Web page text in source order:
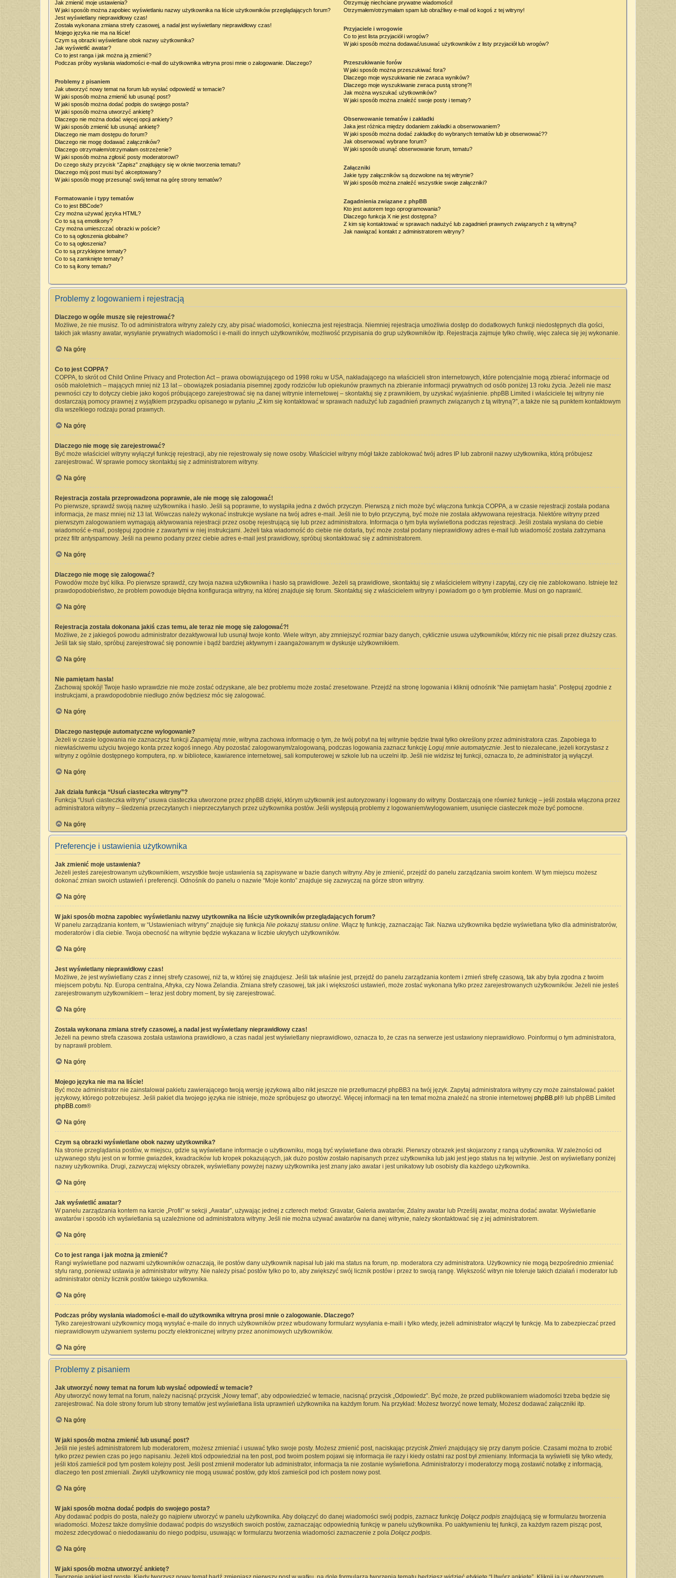
Jak zmienić moje ustawienia?
W jaki sposób można zapobiec wyświetlaniu nazwy użytkownika na liście użytkowników przeglądających forum?
Jest wyświetlany nieprawidłowy czas!
Została wykonana zmiana strefy czasowej, a nadal jest wyświetlany nieprawidłowy czas!
Mojego języka nie ma na liście!
Czym są obrazki wyświetlane obok nazwy użytkownika?
Jak wyświetlić awatar?
Co to jest ranga i jak można ją zmienić?
Podczas próby wysłania wiadomości e-mail do użytkownika witryna prosi mnie o zalogowanie. Dlaczego?
Problemy z pisaniem
Jak utworzyć nowy temat na forum lub wysłać odpowiedź w temacie?
W jaki sposób można zmienić lub usunąć post?
W jaki sposób można dodać podpis do swojego posta?
W jaki sposób można utworzyć ankietę?
Dlaczego nie można dodać więcej opcji ankiety?
W jaki sposób zmienić lub usunąć ankietę?
Dlaczego nie mam dostępu do forum?
Dlaczego nie mogę dodawać załączników?
Dlaczego otrzymałem/otrzymałam ostrzeżenie?
W jaki sposób można zgłosić posty moderatorowi?
Do czego służy przycisk “Zapisz” znajdujący się w oknie tworzenia tematu?
Dlaczego mój post musi być akceptowany?
W jaki sposób mogę przesunąć swój temat na górę strony tematów?
Formatowanie i typy tematów
Co to jest BBCode?
Czy można używać języka HTML?
Co to są są emotikony?
Czy można umieszczać obrazki w poście?
Co to są ogłoszenia globalne?
Co to są ogłoszenia?
Co to są przyklejone tematy?
Co to są zamknięte tematy?
Co to są ikony tematu?
Otrzymuję niechciane prywatne wiadomości!
Otrzymałem/otrzymałam spam lub obraźliwy e-mail od kogoś z tej witryny!
Przyjaciele i wrogowie
Co to jest lista przyjaciół i wrogów?
W jaki sposób można dodawać/usuwać użytkowników z listy przyjaciół lub wrogów?
Przeszukiwanie forów
W jaki sposób można przeszukiwać fora?
Dlaczego moje wyszukiwanie nie zwraca wyników?
Dlaczego moje wyszukiwanie zwraca pustą stronę?!
Jak można wyszukać użytkowników?
W jaki sposób można znaleźć swoje posty i tematy?
Obserwowanie tematów i zakładki
Jaka jest różnica między dodaniem zakładki a obserwowaniem?
W jaki sposób można dodać zakładkę do wybranych tematów lub je obserwować??
Jak obserwować wybrane forum?
W jaki sposób usunąć obserwowanie forum, tematu?
Załączniki
Jakie typy załączników są dozwolone na tej witrynie?
W jaki sposób można znaleźć wszystkie swoje załączniki?
Zagadnienia związane z phpBB
Kto jest autorem tego oprogramowania?
Dlaczego funkcja X nie jest dostępna?
Z kim się kontaktować w sprawach nadużyć lub zagadnień prawnych związanych z tą witryną?
Jak nawiązać kontakt z administratorem witryny?
Problemy z logowaniem i rejestracją
Dlaczego w ogóle muszę się rejestrować?
Możliwe, że nie musisz. To od administratora witryny zależy czy, aby pisać wiadomości, konieczna jest rejestracja. Niemniej rejestracja umożliwia dostęp do dodatkowych funkcji niedostępnych dla gości,
takich jak własny awatar, wysyłanie prywatnych wiadomości i e-maili do innych użytkowników, możliwość przypisania do grup użytkowników itp. Rejestracja zajmuje tylko chwilę, więc zaleca się jej wykonanie.
Na górę
Co to jest COPPA?
COPPA, to skrót od Child Online Privacy and Protection Act – prawa obowiązującego od 1998 roku w USA, nakładającego na właścicieli stron internetowych, które potencjalnie mogą zbierać informacje od
osób małoletnich – mających mniej niż 13 lat – obowiązek posiadania pisemnej zgody rodziców lub opiekunów prawnych na zbieranie informacji prywatnych od osób poniżej 13 roku życia. Jeżeli nie masz
pewności czy to dotyczy ciebie jako kogoś próbującego zarejestrować się na danej witrynie internetowej – skontaktuj się z prawnikiem, by uzyskać wyjaśnienie. phpBB Limited i właściciele tej witryny nie
dostarczają pomocy prawnej z wyjątkiem przypadku opisanego w pytaniu „Z kim się kontaktować w sprawach nadużyć lub zagadnień prawnych związanych z tą witryną?”, a także nie są punktem kontaktowym
dla wszelkiego rodzaju porad prawnych.
Na górę
Dlaczego nie mogę się zarejestrować?
Być może właściciel witryny wyłączył funkcję rejestracji, aby nie rejestrowały się nowe osoby. Właściciel witryny mógł także zablokować twój adres IP lub zabronił nazwy użytkownika, którą próbujesz
zarejestrować. W sprawie pomocy skontaktuj się z administratorem witryny.
Na górę
Rejestracja została przeprowadzona poprawnie, ale nie mogę się zalogować!
Po pierwsze, sprawdź swoją nazwę użytkownika i hasło. Jeśli są poprawne, to wystąpiła jedna z dwóch przyczyn. Pierwszą z nich może być włączona funkcja COPPA, a w czasie rejestracji została podana
informacja, że masz mniej niż 13 lat. Wówczas należy wykonać instrukcje wysłane na twój adres e-mail. Jeśli nie to było przyczyną, być może nie została aktywowana rejestracja. Niektóre witryny przed
pierwszym zalogowaniem wymagają aktywowania rejestracji przez osobę rejestrującą się lub przez administratora. Informacja o tym była wyświetlona podczas rejestracji. Jeśli została wysłana do ciebie
wiadomość e-mail, postępuj zgodnie z zawartymi w niej instrukcjami. Jeżeli taka wiadomość do ciebie nie dotarła, być może został podany nieprawidłowy adres e-mail lub wiadomość została zatrzymana
przez filtr antyspamowy. Jeśli na pewno podany przez ciebie adres e-mail jest prawidłowy, spróbuj skontaktować się z administratorem.
Na górę
Dlaczego nie mogę się zalogować?
Powodów może być kilka. Po pierwsze sprawdź, czy twoja nazwa użytkownika i hasło są prawidłowe. Jeżeli są prawidłowe, skontaktuj się z właścicielem witryny i zapytaj, czy cię nie zablokowano. Istnieje też
prawdopodobieństwo, że problem powoduje błędna konfiguracja witryny, na której znajduje się forum. Skontaktuj się z właścicielem witryny i powiadom go o tym problemie. Musi on go naprawić.
Na górę
Rejestracja została dokonana jakiś czas temu, ale teraz nie mogę się zalogować?!
Możliwe, że z jakiegoś powodu administrator dezaktywował lub usunął twoje konto. Wiele witryn, aby zmniejszyć rozmiar bazy danych, cyklicznie usuwa użytkowników, którzy nic nie pisali przez dłuższy czas.
Jeśli tak się stało, spróbuj zarejestrować się ponownie i bądź bardziej aktywnym i zaangażowanym w dyskusje użytkownikiem.
Na górę
Nie pamiętam hasła!
Zachowaj spokój! Twoje hasło wprawdzie nie może zostać odzyskane, ale bez problemu może zostać zresetowane. Przejdź na stronę logowania i kliknij odnośnik “Nie pamiętam hasła”. Postępuj zgodnie z
instrukcjami, a prawdopodobnie niedługo znów będziesz móc się zalogować.
Na górę
Dlaczego następuje automatyczne wylogowanie?
Jeżeli w czasie logowania nie zaznaczysz funkcjiZapamiętaj mnie, witryna zachowa informację o tym, że twój pobyt na tej witrynie będzie trwał tylko określony przez administratora czas. Zapobiega to
niewłaściwemu użyciu twojego konta przez kogoś innego. Aby pozostać zalogowanym/zalogowaną, podczas logowania zaznacz funkcję Loguj mnie automatycznie. Jest to niezalecane, jeżeli korzystasz z
witryny z ogólnie dostępnego komputera, np. w bibliotece, kawiarence internetowej, sali komputerowej w szkole lub na uczelni itp. Jeśli nie widzisz tej funkcji, oznacza to, że administrator ją wyłączył.
Na górę
Jak działa funkcja “Usuń ciasteczka witryny”?
Funkcja “Usuń ciasteczka witryny” usuwa ciasteczka utworzone przez phpBB dzięki, którym użytkownik jest autoryzowany i logowany do witryny. Dostarczają one również funkcję – jeśli została włączona przez
administratora witryny – śledzenia przeczytanych i nieprzeczytanych przez użytkownika postów. Jeśli występują problemy z logowaniem/wylogowaniem, usunięcie ciasteczek może być pomocne.
Na górę
Preferencje i ustawienia użytkownika
Jak zmienić moje ustawienia?
Jeżeli jesteś zarejestrowanym użytkownikiem, wszystkie twoje ustawienia są zapisywane w bazie danych witryny. Aby je zmienić, przejdź do panelu zarządzania swoim kontem. W tym miejscu możesz
dokonać zmian swoich ustawień i preferencji. Odnośnik do panelu o nazwie “Moje konto” znajduje się zazwyczaj na górze stron witryny.
Na górę
W jaki sposób można zapobiec wyświetlaniu nazwy użytkownika na liście użytkowników przeglądających forum?
W panelu zarządzania kontem, w “Ustawieniach witryny” znajduje się funkcja Nie pokazuj statusu online. Włącz tę funkcję, zaznaczając Tak. Nazwa użytkownika będzie wyświetlana tylko dla administratorów,
moderatorów i dla ciebie. Twoja obecność na witrynie będzie wykazana w liczbie ukrytych użytkowników.
Na górę
Jest wyświetlany nieprawidłowy czas!
Możliwe, że jest wyświetlany czas z innej strefy czasowej, niż ta, w której się znajdujesz. Jeśli tak właśnie jest, przejdź do panelu zarządzania kontem i zmień strefę czasową, tak aby była zgodna z twoim
miejscem pobytu. Np. Europa centralna, Afryka, czy Nowa Zelandia. Zmiana strefy czasowej, tak jak i większości ustawień, może zostać wykonana tylko przez zarejestrowanych użytkowników. Jeżeli nie jesteś
zarejestrowanym użytkownikiem – teraz jest dobry moment, by się zarejestrować.
Na górę
Została wykonana zmiana strefy czasowej, a nadal jest wyświetlany nieprawidłowy czas!
Jeżeli na pewno strefa czasowa została ustawiona prawidłowo, a czas nadal jest wyświetlany nieprawidłowo, oznacza to, że czas na serwerze jest ustawiony nieprawidłowo. Poinformuj o tym administratora,
by naprawił problem.
Na górę
Mojego języka nie ma na liście!
Być może administrator nie zainstalował pakietu zawierającego twoją wersję językową albo nikt jeszcze nie przetłumaczył phpBB3 na twój język. Zapytaj administratora witryny czy może zainstalować pakiet
językowy, którego potrzebujesz. Jeśli pakiet dla twojego języka nie istnieje, może spróbujesz go utworzyć. Więcej informacji na ten temat można znaleźć na stronie internetowej phpBB.pl ® lub phpBB Limited
phpBB.com®
Na górę
Czym są obrazki wyświetlane obok nazwy użytkownika?
Na stronie przeglądania postów, w miejscu, gdzie są wyświetlane informacje o użytkowniku, mogą być wyświetlane dwa obrazki. Pierwszy obrazek jest skojarzony z rangą użytkownika. W zależności od
używanego stylu jest on w formie gwiazdek, kwadracików lub kropek pokazujących, jak dużo postów zostało napisanych przez użytkownika lub jaki jest jego status na tej witrynie. Jest on wyświetlany poniżej
nazwy użytkownika. Drugi, zazwyczaj większy obrazek, wyświetlany powyżej nazwy użytkownika jest znany jako awatar i jest unikatowy lub osobisty dla każdego użytkownika.
Na górę
Jak wyświetlić awatar?
W panelu zarządzania kontem na karcie „Profil” w sekcji „Awatar”, używając jednej z czterech metod: Gravatar, Galeria awatarów, Zdalny awatar lub Prześlij awatar, można dodać awatar. Wyświetlanie
awatarów i sposób ich wyświetlania są uzależnione od administratora witryny. Jeśli nie można używać awatarów na danej witrynie, należy skontaktować się z jej administratorem.
Na górę
Co to jest ranga i jak można ją zmienić?
Rangi wyświetlane pod nazwami użytkowników oznaczają, ile postów dany użytkownik napisał lub jaki ma status na forum, np. moderatora czy administratora. Użytkownicy nie mogą bezpośrednio zmieniać
stylu rang, ponieważ ustawia je administrator witryny. Nie należy pisać postów tylko po to, aby zwiększyć swój licznik postów i przez to swoją rangę. Większość witryn nie toleruje takich działań i moderator lub
administrator obniży licznik postów takiego użytkownika.
Na górę
Podczas próby wysłania wiadomości e-mail do użytkownika witryna prosi mnie o zalogowanie. Dlaczego?
Tylko zarejestrowani użytkownicy mogą wysyłać e-maile do innych użytkowników przez wbudowany formularz wysyłania e-maili i tylko wtedy, jeżeli administrator włączył tę funkcję. Ma to zabezpieczać przed
nieprawidłowym używaniem systemu poczty elektronicznej witryny przez anonimowych użytkowników.
Na górę
Problemy z pisaniem
Jak utworzyć nowy temat na forum lub wysłać odpowiedź w temacie?
Aby utworzyć nowy temat na forum, należy nacisnąć przycisk „Nowy temat”, aby odpowiedzieć w temacie, nacisnąć przycisk „Odpowiedz”. Być może, że przed publikowaniem wiadomości trzeba będzie się
zarejestrować. Na dole strony forum lub strony tematów jest wyświetlana lista uprawnień użytkownika na każdym forum. Na przykład: Możesz tworzyć nowe tematy, Możesz dodawać załączniki itp.
Na górę
W jaki sposób można zmienić lub usunąć post?
Jeśli nie jesteś administratorem lub moderatorem, możesz zmieniać i usuwać tylko swoje posty. Możesz zmienić post, naciskając przyciskZmień znajdujący się przy danym poście. Czasami można to zrobić
tylko przez pewien czas po jego napisaniu. Jeżeli ktoś odpowiedział na ten post, pod twoim postem pojawi się informacja ile razy i kiedy ostatni raz post był zmieniany. Informacja ta wyświetli się tylko wtedy,
jeśli ktoś zamieścił pod tym postem kolejny post. Jeśli post zmienił moderator lub administrator, informacja ta nie zostanie wyświetlona. Administratorzy i moderatorzy mogą zostawić notatkę z informacją,
dlaczego ten post zmieniali. Zwykli użytkownicy nie mogą usuwać postów, gdy ktoś zamieścił pod ich postem nowy post.
Na górę
W jaki sposób można dodać podpis do swojego posta?
Aby dodawać podpis do posta, należy go najpierw utworzyć w panelu użytkownika. Aby dołączyć do danej wiadomości swój podpis, zaznacz funkcję Dołącz podpis znajdującą się w formularzu tworzenia
wiadomości. Możesz także domyślnie dodawać podpis do wszystkich swoich postów, zaznaczając odpowiednią funkcję w panelu użytkownika. Po uaktywnieniu tej funkcji, za każdym razem pisząc post,
możesz zdecydować o niedodawaniu do niego podpisu, usuwając w formularzu tworzenia wiadomości zaznaczenie z pola Dołącz podpis.
Na górę
W jaki sposób można utworzyć ankietę?